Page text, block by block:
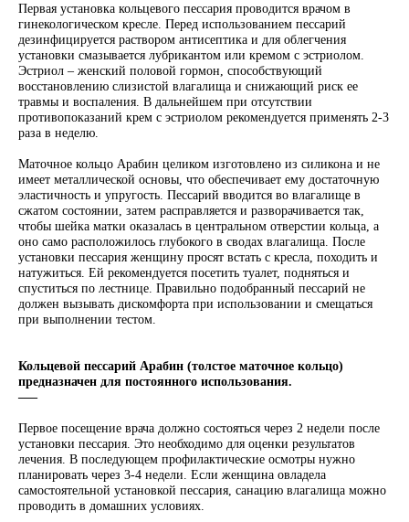
Первая установка кольцевого пессария проводится врачом в
гинекологическом кресле. Перед использованием пессарий
дезинфицируется раствором антисептика и для облегчения
установки смазывается лубрикантом или кремом с эстриолом.
Эстриол – женский половой гормон, способствующий
восстановлению слизистой влагалища и снижающий риск ее
травмы и воспаления. В дальнейшем при отсутствии
противопоказаний крем с эстриолом рекомендуется применять 2-3
раза в неделю.
Маточное кольцо Арабин целиком изготовлено из силикона и не
имеет металлической основы, что обеспечивает ему достаточную
эластичность и упругость. Пессарий вводится во влагалище в
сжатом состоянии, затем расправляется и разворачивается так,
чтобы шейка матки оказалась в центральном отверстии кольца, а
оно само расположилось глубокого в сводах влагалища. После
установки пессария женщину просят встать с кресла, походить и
натужиться. Ей рекомендуется посетить туалет, подняться и
спуститься по лестнице. Правильно подобранный пессарий не
должен вызывать дискомфорта при использовании и смещаться
при выполнении тестом.
Кольцевой пессарий Арабин (толстое маточное кольцо)
предназначен для постоянного использования.
–––
Первое посещение врача должно состояться через 2 недели после
установки пессария. Это необходимо для оценки результатов
лечения. В последующем профилактические осмотры нужно
планировать через 3-4 недели. Если женщина овладела
самостоятельной установкой пессария, санацию влагалища можно
проводить в домашних условиях.